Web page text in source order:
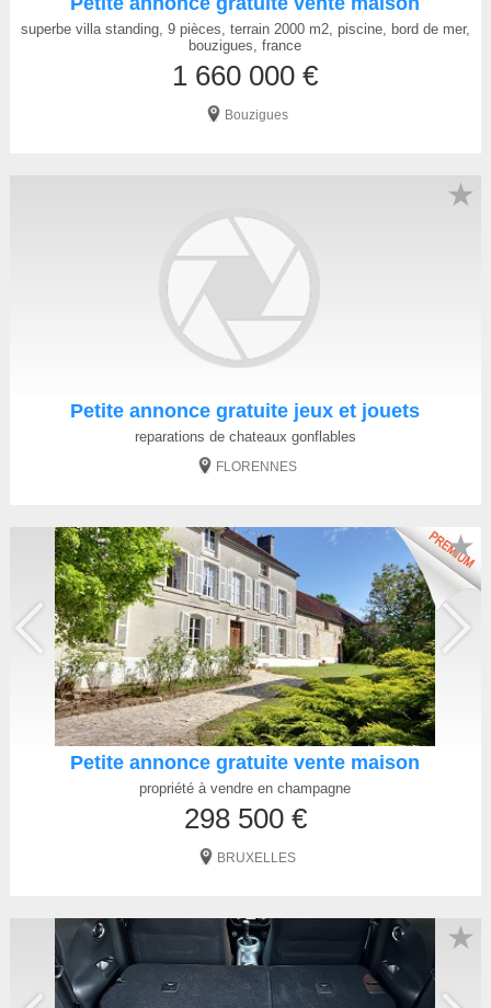
superbe villa standing, 9 pièces, terrain 2000 m2, piscine, bord de mer,
bouzigues, france
1 660 000 €
Bouzigues
Petite annonce gratuite jeux et jouets
reparations de chateaux gonflables
FLORENNES
★
Petite annonce gratuite vente maison
propriété à vendre en champagne
298 500 €
BRUXELLES
★
★